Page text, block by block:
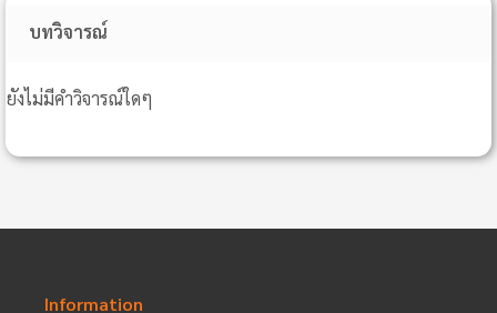
บทวิจารณ์
ยังไม่มีคำวิจารณ์ใดๆ
Information